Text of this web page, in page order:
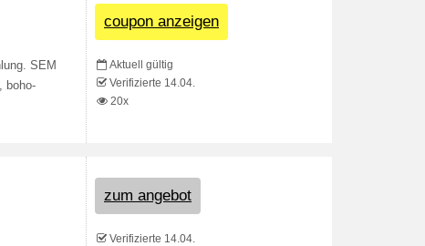
SEM
boho-
coupon anzeigen
Aktuell gültig
Verifizierte 14.04.
20x
zum angebot
Verifizierte 14.04.